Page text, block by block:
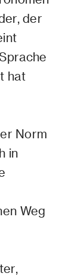
der
hat
Norm
in
Weg